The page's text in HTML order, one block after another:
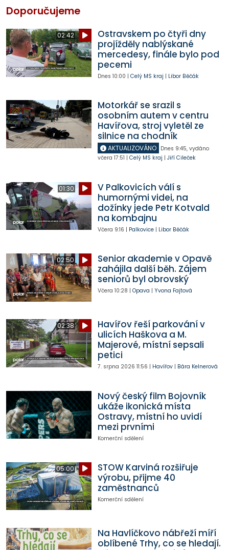
Doporučujeme
02:42
Ostravskem po čtyři dny
projížděly nablýskané
mercedesy, finále bylo pod
pecemi
Dnes 10:00 | Celý MS kraj | Libor Běčák
Motorkář se srazil s
osobním autem v centru
Havířova, stroj vyletěl ze
silnice na chodník
AKTUALIZOVÁNO Dnes 9:45, vydáno
včera 17:51 | Celý MS kraj | Jiří Cileček
01:30
V Palkovicích válí s
humornými videi, na
dožínky jede Petr Kotvald
na kombajnu
Včera 9:16 | Palkovice| Libor Běčák
02:50
Senior akademie v Opavě
zahájila další běh. Zájem
seniorů byl obrovský
Včera 10:28 | Opava | Yvona Fajtová
02:38
Havířov řeší parkování v
ulicích Haškova a M.
Majerové, místní sepsali
petici
7. srpna 2026 11:56 | Havířov| Bára Kelnerová
Nový český film Bojovník
ukáže ikonická místa
Ostravy, místní ho uvidí
mezi prvními
Komerční sdělení
05:00
STOW Karviná rozšiřuje
výrobu, přijme 40
zaměstnanců
Komerční sdělení
Na Havlíčkovo nábřeží míří
oblíbené Trhy, co se hledají.